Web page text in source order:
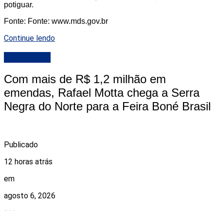
potiguar.
Fonte: Fonte: www.mds.gov.br
Continue lendo
Com mais de R$ 1,2 milhão em
emendas, Rafael Motta chega a Serra
Negra do Norte para a Feira Boné Brasil
Publicado
12 horas atrás
em
agosto 6, 2026